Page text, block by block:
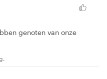
genoten van onze